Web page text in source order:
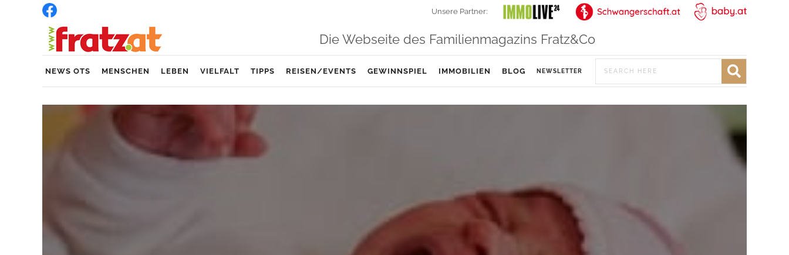
Unsere Partner:
Die Webseite des Familienmagazins Fratz&Co
NEWS OTS MENSCHEN LEBEN VIELFALT TIPPS REISEN/EVENTS GEWINNSPIEL IMMOBILIEN BLOG NEWSLETTER